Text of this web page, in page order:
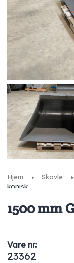
Hjem Skovle
konisk
1500 mm
Vare nr.:
23362